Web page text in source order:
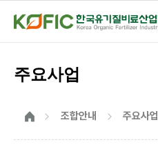
상단
모바일메뉴
주요사업
조합안내 주요사업